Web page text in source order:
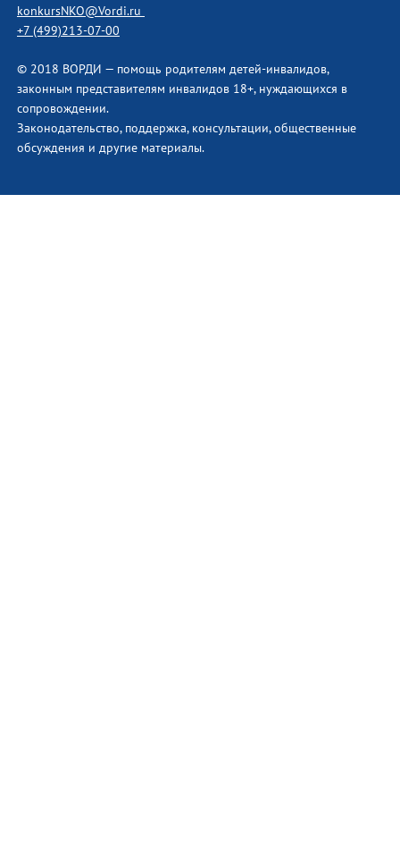
konkursNKO@Vordi.ru
+7 (499)213-07-00
© 2018 ВОРДИ — помощь родителям детей-инвалидов,
законным представителям инвалидов 18+, нуждающихся в
сопровождении.
Законодательство, поддержка, консультации, общественные
обсуждения и другие материалы.